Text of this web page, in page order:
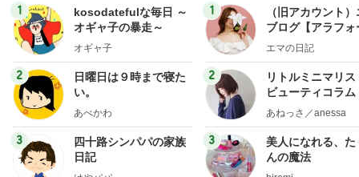
1
kosodatefulな毎日 ～
オギャ子の暴走～
オギャ子
2
日曜日は９時まで寝た
い。
あべかわ
3
四十路シンパパの家族
日記
1
（旧アカウント
ブログ【アラフォ
社売却セカンドラ
エマの日記
2
リトルミニマリス
ビューティコラ
little
あねっさ／anessa
3
美人になれる、た
んの魔法